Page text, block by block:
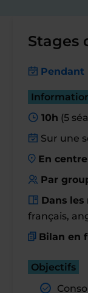
Stages
Pendant
10h (5
Sur une
En centre
Par
Dans les
français,
Bilan en
Objectifs